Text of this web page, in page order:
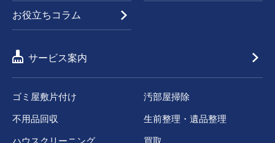
お役立ちコラム
サービス案内
ゴミ屋敷片付け 汚部屋掃除
不用品回収 生前整理・遺品整理
ハウスクリーニング 買取